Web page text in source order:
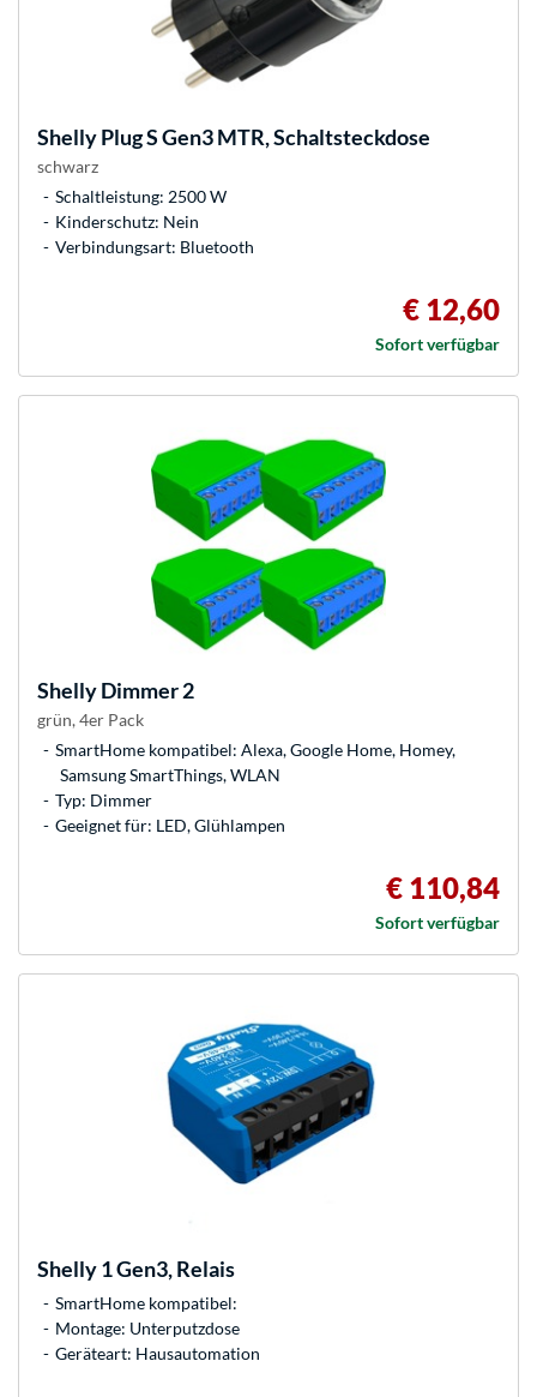
ShellyPlug S Gen3 MTR, Schaltsteckdose
schwarz
Schaltleistung: 2500 W
Kinderschutz: Nein
Verbindungsart: Bluetooth
€ 12,60
Sofort verfügbar
ShellyDimmer 2
grün, 4er Pack
SmartHome kompatibel: Alexa, Google Home, Homey,
Samsung SmartThings, WLAN
Typ: Dimmer
Geeignet für: LED, Glühlampen
€ 110,84
Sofort verfügbar
Shelly1 Gen3, Relais
SmartHome kompatibel:
Montage: Unterputzdose
Geräteart: Hausautomation